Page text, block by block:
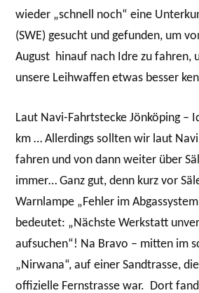
wieder „schnell noch“ eine
(SWE) gesucht und gefunden, um
August hinauf nach Idre zu fahren,
unsere Leihwaffen etwas besser
Laut Navi-Fahrtstecke Jönköping –
km … Allerdings sollten wir laut
fahren und von dann weiter über
immer… Ganz gut, denn kurz vor
Warnlampe „Fehler im
bedeutet: „Nächste Werkstatt
aufsuchen“! Na Bravo – mitten im
„Nirwana“, auf einer Sandtrasse,
offizielle Fernstrasse war. Dort